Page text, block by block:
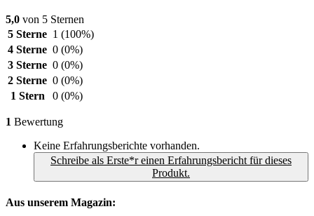
5,0 von 5 Sternen
5 Sterne 1 (100%)
4 Sterne 0 (0%)
3 Sterne 0 (0%)
2 Sterne 0 (0%)
1 Stern
0 (0%)
1 Bewertung
Keine Erfahrungsberichte vorhanden.
Schreibe als Erste*r einen Erfahrungsbericht für dieses
Produkt.
Aus unserem Magazin: